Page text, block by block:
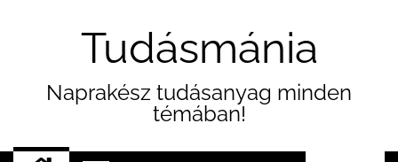
Tudásmánia
Naprakész tudásanyag minden
témában!